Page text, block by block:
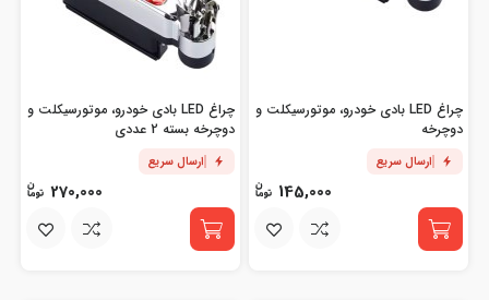
چراغ LED بادی خودرو، موتورسیکلت و
دوچرخه
ارسال سریع
145,000
چراغ LED بادی خودرو، موتورسیکلت و
دوچرخه بسته 2 عددی
ارسال سریع
270,000